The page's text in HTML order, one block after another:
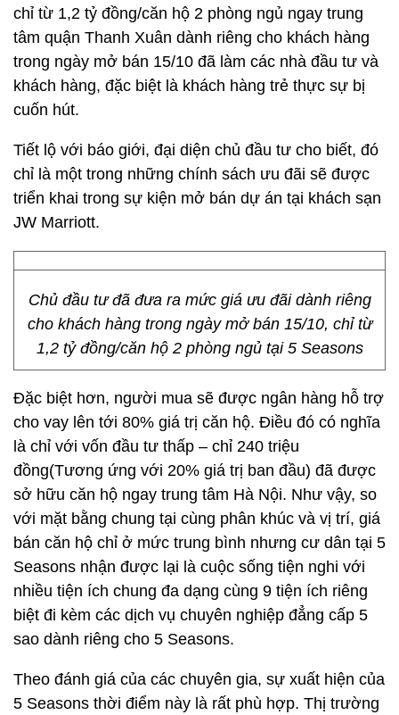
chỉ từ 1,2 tỷ đồng/căn hộ 2 phòng ngủ ngay trung
tâm quận Thanh Xuân dành riêng cho khách hàng
trong ngày mở bán 15/10 đã làm các nhà đầu tư và
khách hàng, đặc biệt là khách hàng trẻ thực sự bị
cuốn hút.
Tiết lộ với báo giới, đại diện chủ đầu tư cho biết, đó
chỉ là một trong những chính sách ưu đãi sẽ được
triển khai trong sự kiện mở bán dự án tại khách sạn
JW Marriott.
Chủ đầu tư đã đưa ra mức giá ưu đãi dành riêng
cho khách hàng trong ngày mở bán 15/10, chỉ từ
1,2 tỷ đồng/căn hộ 2 phòng ngủ tại 5 Seasons
Đặc biệt hơn, người mua sẽ được ngân hàng hỗ trợ
cho vay lên tới 80% giá trị căn hộ. Điều đó có nghĩa
là chỉ với vốn đầu tư thấp – chỉ 240 triệu
đồng(Tương ứng với 20% giá trị ban đầu) đã được
sở hữu căn hộ ngay trung tâm Hà Nội. Như vậy, so
với mặt bằng chung tại cùng phân khúc và vị trí, giá
bán căn hộ chỉ ở mức trung bình nhưng cư dân tại 5
Seasons nhận được lại là cuộc sống tiện nghi với
nhiều tiện ích chung đa dạng cùng 9 tiện ích riêng
biệt đi kèm các dịch vụ chuyên nghiệp đẳng cấp 5
sao dành riêng cho 5 Seasons.
Theo đánh giá của các chuyên gia, sự xuất hiện của
5 Seasons thời điểm này là rất phù hợp. Thị trường